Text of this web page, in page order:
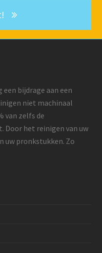
bijdrage aan een
niet machinaal
van zelfs de
Door het reinigen van uw
uw pronkstukken. Zo